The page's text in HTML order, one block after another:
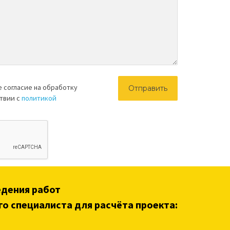
на обработку
с политикой
работ
специалиста для расчёта проекта: